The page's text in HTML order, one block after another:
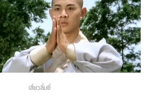
เสี่ยวลิ้มยี่